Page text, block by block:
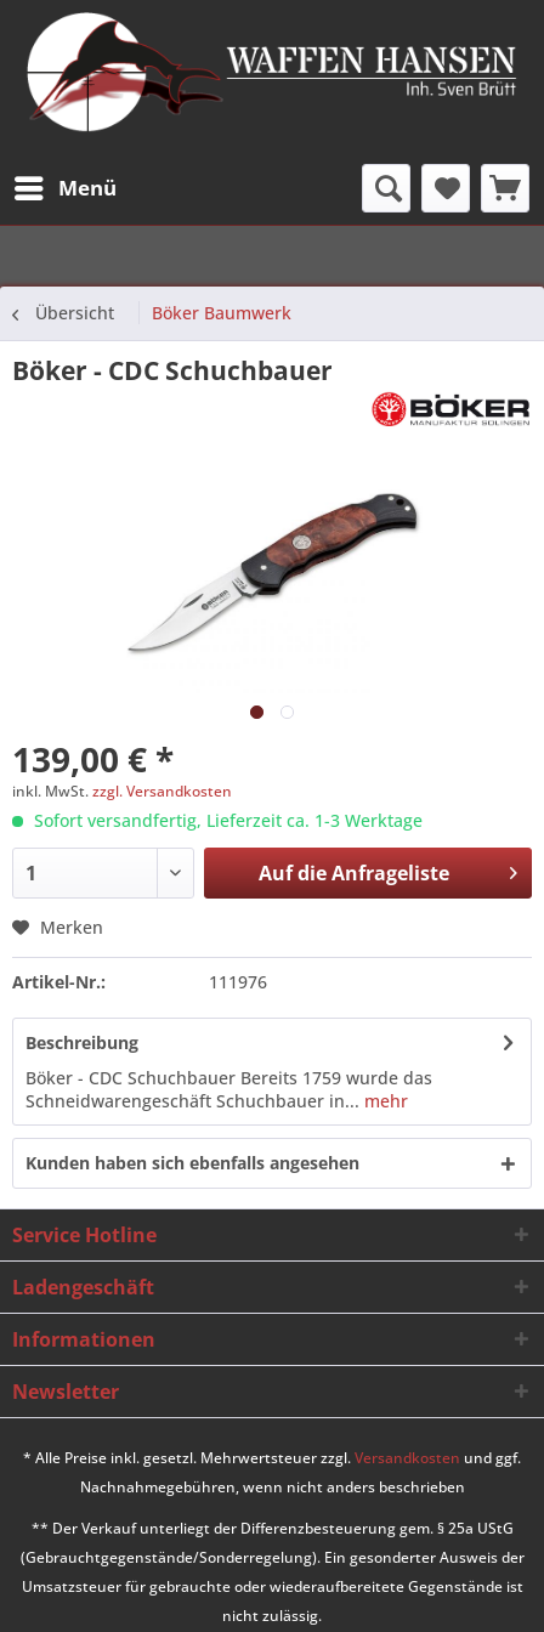
Menü
Übersicht Böker Baumwerk
Böker - CDC Schuchbauer
139,00 € *
inkl. MwSt.zzgl. Versandkosten
Sofort versandfertig, Lieferzeit ca. 1-3 Werktage
Auf dieAnfrageliste
Merken
Artikel-Nr.: 111976
Beschreibung
Böker - CDC Schuchbauer Bereits 1759 wurde das
Schneidwarengeschäft Schuchbauer in... mehr
Kunden haben sich ebenfalls angesehen
Service Hotline
Ladengeschäft
Informationen
Newsletter
* Alle Preise inkl. gesetzl. Mehrwertsteuer zzgl.Versandkosten und ggf.
Nachnahmegebühren, wenn nicht anders beschrieben
** Der Verkauf unterliegt der Differenzbesteuerung gem. § 25a UStG
(Gebrauchtgegenstände/Sonderregelung). Ein gesonderter Ausweis der
Umsatzsteuer für gebrauchte oder wiederaufbereitete Gegenstände ist
nicht zulässig.